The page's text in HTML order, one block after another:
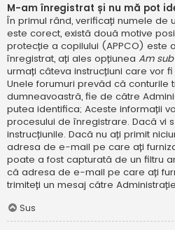
M-am înregistrat și nu mă pot
În primul rând, verificați numele de
este corect, există două motive
protecție a copilului (APPCO) este
înregistrat, ați ales opțiunea Am
urmați câteva instrucțiuni care vor
Unele forumuri prevăd că conturile
dumneavoastră, fie de către
putea identifica; Aceste informații
procesului de înregistrare. Dacă vi
instrucțiunile. Dacă nu ați primit
adresa de e-mail pe care ați
poate a fost capturată de un filtru
că adresa de e-mail pe care ați
trimiteți un mesaj către
Sus